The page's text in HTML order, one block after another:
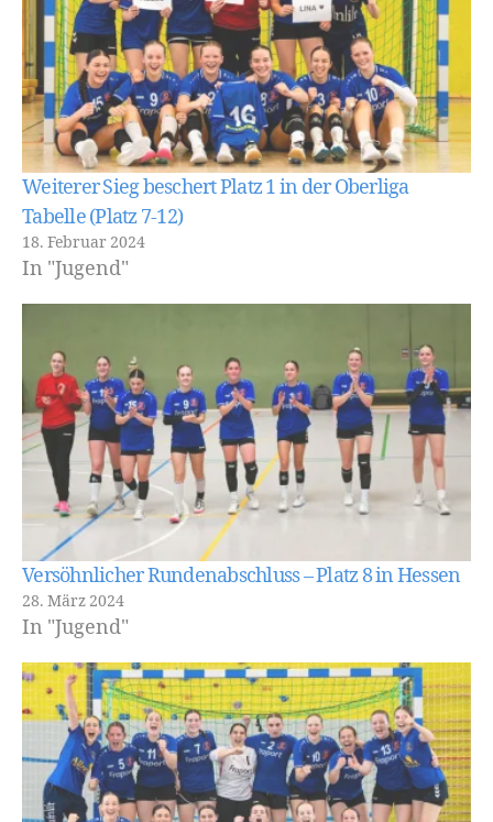
Weiterer Sieg beschert Platz 1 in der Oberliga
Tabelle (Platz 7-12)
18. Februar 2024
In "Jugend"
Versöhnlicher Rundenabschluss – Platz 8 in Hessen
28. März 2024
In "Jugend"